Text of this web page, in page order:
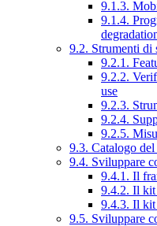
9.1.3.
9.1.4.
9.2. Strumenti di
9.2.1.
9.2.2.
use
9.2.3.
9.2.4.
9.2.5.
9.3. Catalogo
9.4. Sviluppare
9.4.1. Il
9.4.2. Il
9.4.3. Il
9.5. Sviluppare